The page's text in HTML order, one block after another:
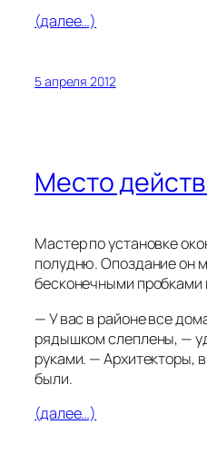
(далее…)
5 апреля 2012
Место
Мастер по установке
полудню. Опоздание он
бесконечными
— У вас в районе все
рядышком слеплены, —
руками. — Архитекторы,
были.
(далее…)